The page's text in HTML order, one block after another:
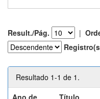
Result./Pág. |
Resultado 1-1 de 1.
Ano de
Título